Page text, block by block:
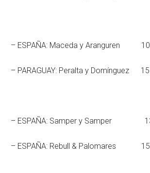
– ESPAÑA: Maceda y Aranguren 10
– PARAGUAY: Peralta y Domínguez 15
– ESPAÑA: Samper y Samper
– ESPAÑA: Rebull & Palomares 15